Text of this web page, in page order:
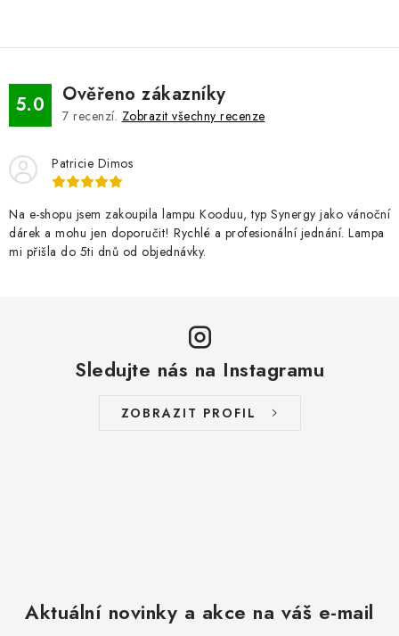
5.0 Ověřeno zákazníky
7 recenzí. Zobrazit všechny recenze
Patricie Dimos
Na e-shopu jsem zakoupila lampu Kooduu, typ Synergy jako vánoční
dárek a mohu jen doporučit! Rychlé a profesionální jednání. Lampa
mi přišla do 5ti dnů od objednávky.
Sledujte nás na Instagramu
ZOBRAZIT PROFIL
Aktuální novinky a akce na váš e-mail